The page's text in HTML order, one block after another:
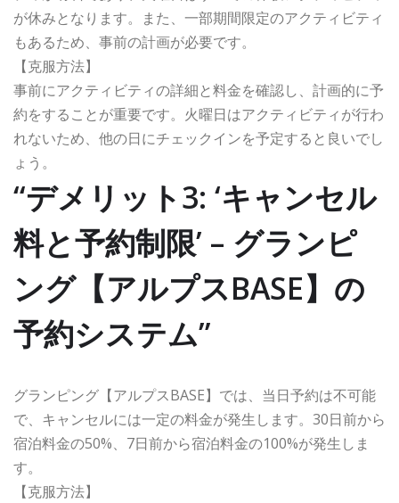
が休みとなります。また、一部期間限定のアクティビティ
もあるため、事前の計画が必要です。
【克服方法】
事前にアクティビティの詳細と料金を確認し、計画的に予
約をすることが重要です。火曜日はアクティビティが行わ
れないため、他の日にチェックインを予定すると良いでし
ょう。
“デメリット3: ‘キャンセル
料と予約制限’ – グランピ
ング【アルプスBASE】の
予約システム”
グランピング【アルプスBASE】では、当日予約は不可能
で、キャンセルには一定の料金が発生します。30日前から
宿泊料金の50%、7日前から宿泊料金の100%が発生しま
す。
【克服方法】